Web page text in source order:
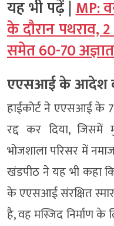
यह भी पढ़ें |MP:
के दौरान पथराव,
समेत 60-70
एएसआई के आदेश को
हाईकोर्ट ने एएसआई के
रद्द कर दिया, जिसमें
भोजशाला परिसर में
खंडपीठ ने यह भी कहा
के एएसआई संरक्षित
है, वह मस्जिद निर्माण